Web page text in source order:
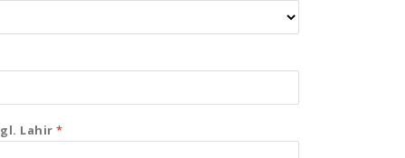
Lahir*